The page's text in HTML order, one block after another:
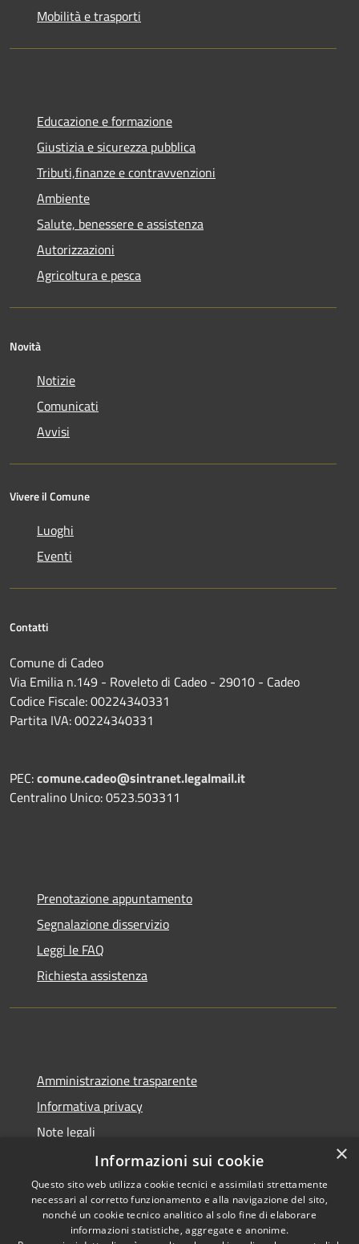
Mobilità e trasporti
Educazione e formazione
Giustizia e sicurezza pubblica
Tributi,finanze e contravvenzioni
Ambiente
Salute, benessere e assistenza
Autorizzazioni
Agricoltura e pesca
Novità
Notizie
Comunicati
Avvisi
Vivere il Comune
Luoghi
Eventi
Contatti
Comune di Cadeo
Via Emilia n.149 - Roveleto di Cadeo - 29010 - Cadeo
Codice Fiscale: 00224340331
Partita IVA: 00224340331
PEC:comune.cadeo@sintranet.legalmail.it
Centralino Unico: 0523.503311
Prenotazione appuntamento
Segnalazione disservizio
Leggi le FAQ
Richiesta assistenza
Amministrazione trasparente
Informativa privacy
Note legali
Dichiarazione di accessibilità
RSS Copyright © 2026 • Comune di
×
Informazioni sui cookie
Questo sito web utilizza cookie tecnici e assimilati strettamente
necessari al corretto funzionamento e alla navigazione del sito,
nonché un cookie tecnico analitico al solo fine di elaborare
informazioni statistiche, aggregate e anonime.